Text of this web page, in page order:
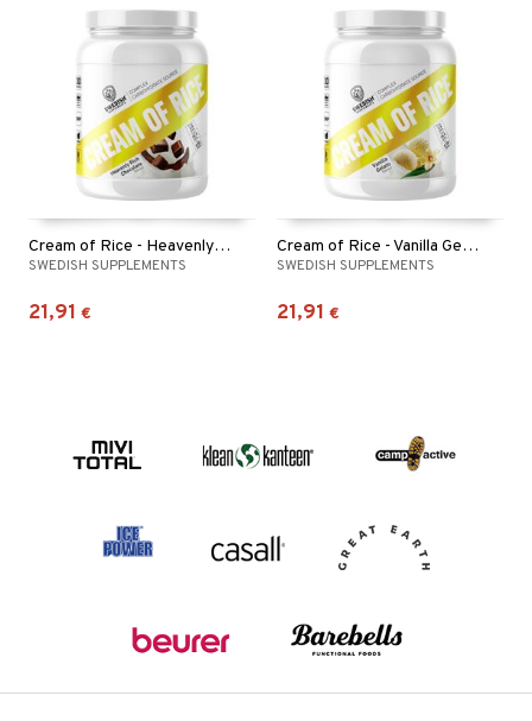
Cream of Rice - Heavenly Rich chocolate
SWEDISH SUPPLEMENTS
21,91 €
Cream of Rice - Vanilla Gelato
SWEDISH SUPPLEMENTS
21,91 €